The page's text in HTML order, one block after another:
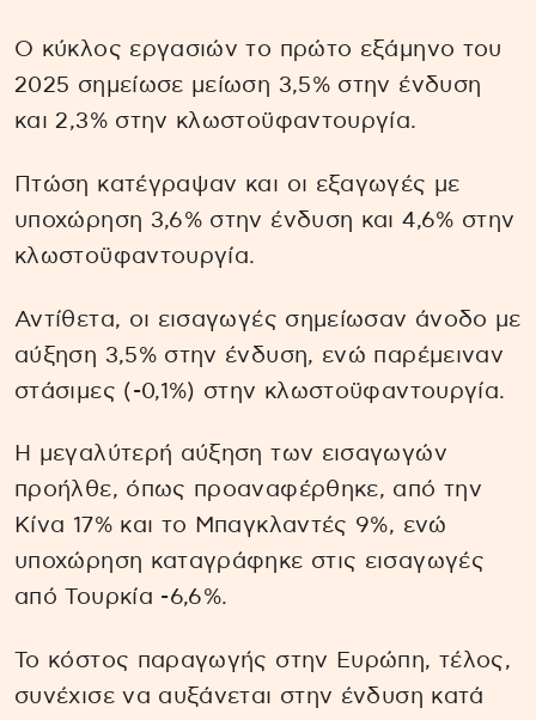
Ο κύκλος εργασιών το πρώτο εξάμηνο του
2025 σημείωσε μείωση 3,5% στην ένδυση
και 2,3% στην κλωστοϋφαντουργία.
Πτώση κατέγραψαν και οι εξαγωγές με
υποχώρηση 3,6% στην ένδυση και 4,6% στην
κλωστοϋφαντουργία.
Αντίθετα, οι εισαγωγές σημείωσαν άνοδο με
αύξηση 3,5% στην ένδυση, ενώ παρέμειναν
στάσιμες (-0,1%) στην κλωστοϋφαντουργία.
Η μεγαλύτερή αύξηση των εισαγωγών
προήλθε, όπως προαναφέρθηκε, από την
Κίνα 17% και το Μπαγκλαντές 9%, ενώ
υποχώρηση καταγράφηκε στις εισαγωγές
από Τουρκία -6,6%.
Το κόστος παραγωγής στην Ευρώπη, τέλος,
συνέχισε να αυξάνεται στην ένδυση κατά